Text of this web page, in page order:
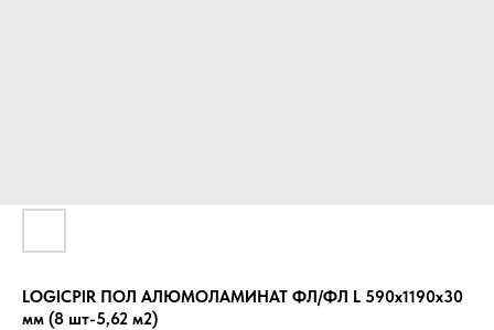
LOGICPIR ПОЛ АЛЮМОЛАМИНАТ ФЛ/ФЛ L 590x1190x30
мм (8 шт-5,62 м2)